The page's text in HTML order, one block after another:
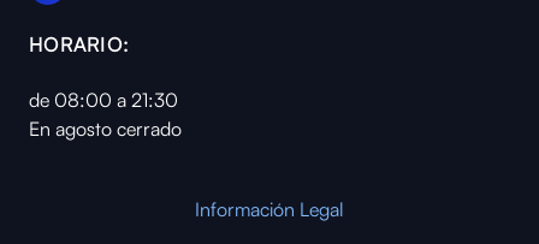
HORARIO:
de 08:00 a 21:30
En agosto cerrado
Información Legal